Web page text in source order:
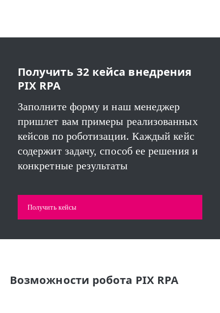
Получить 32 кейса внедрения
PIX RPA
Заполните форму и наш менеджер
пришлет вам примеры реализованных
кейсов по роботизации. Каждый кейс
содержит задачу, способ ее решения и
конкретные результаты
Получить кейсы
Возможности робота PIX RPA